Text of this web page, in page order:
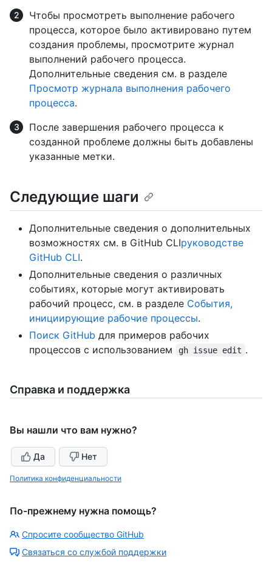
Чтобы просмотреть выполнение рабочего
процесса, которое было активировано путем
создания проблемы, просмотрите журнал
выполнений рабочего процесса.
Дополнительные сведения см. в разделе
Просмотр журнала выполнения рабочего
процесса.
После завершения рабочего процесса к
созданной проблеме должны быть добавлены
указанные метки.
Следующие шаги
Дополнительные сведения о дополнительных
возможностях см. в GitHub CLIруководстве
GitHub CLI.
Дополнительные сведения о различных
событиях, которые могут активировать
рабочий процесс, см. в разделе События,
инициирующие рабочие процессы.
Поиск GitHub для примеров рабочих
процессов с использованием
gh issue edit .
Справка и поддержка
Вы нашли что вам нужно?
Да Нет
Политика конфиденциальности
По-прежнему нужна помощь?
Спросите сообщество GitHub
Связаться со службой поддержки